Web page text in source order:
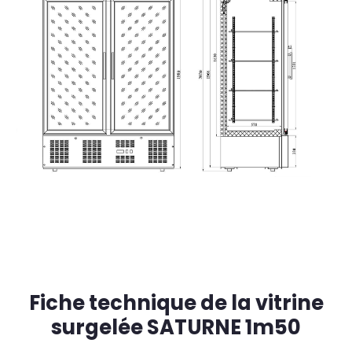
Fiche technique de la vitrine
surgelée SATURNE 1m50